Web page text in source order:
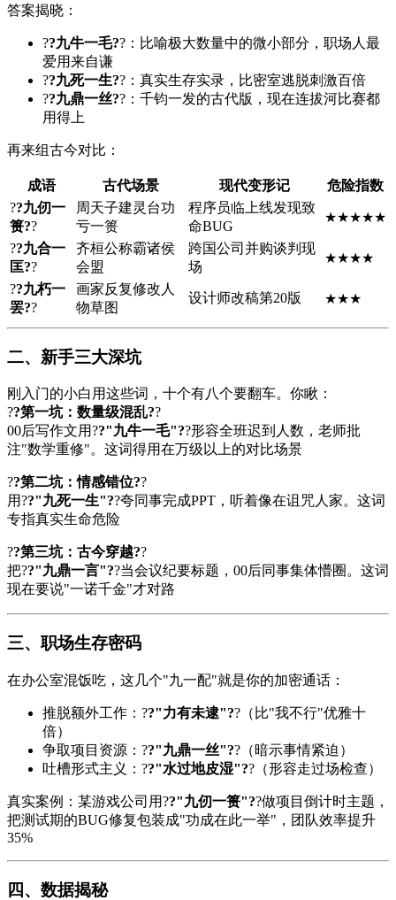
答案揭晓：
??九牛一毛??：比喻极大数量中的微小部分，职场人最
爱用来自谦
??九死一生??：真实生存实录，比密室逃脱刺激百倍
??九鼎一丝??：千钧一发的古代版，现在连拔河比赛都
用得上
再来组古今对比：
成语 古代场景 现代变形记
危险指数
??九仞一
篑??
周天子建灵台功
亏一篑
程序员临上线发现致
命BUG
★★★★★
??九合一
匡??
齐桓公称霸诸侯
会盟
跨国公司并购谈判现
场
★★★★
??九朽一
罢??
画家反复修改人
物草图
设计师改稿第20版 ★★★
二、新手三大深坑
刚入门的小白用这些词，十个有八个要翻车。你瞅：
??第一坑：数量级混乱??
00后写作文用??"九牛一毛"??形容全班迟到人数，老师批
注"数学重修"。这词得用在万级以上的对比场景
??第二坑：情感错位??
用??"九死一生"??夸同事完成PPT，听着像在诅咒人家。这词
专指真实生命危险
??第三坑：古今穿越??
把??"九鼎一言"??当会议纪要标题，00后同事集体懵圈。这词
现在要说"一诺千金"才对路
三、职场生存密码
在办公室混饭吃，这几个"九一配"就是你的加密通话：
推脱额外工作：??"力有未逮"??（比"我不行"优雅十
倍）
争取项目资源：??"九鼎一丝"??（暗示事情紧迫）
吐槽形式主义：??"水过地皮湿"??（形容走过场检查）
真实案例：某游戏公司用??"九仞一篑"??做项目倒计时主题，
把测试期的BUG修复包装成"功成在此一举"，团队效率提升
35%
四、数据揭秘